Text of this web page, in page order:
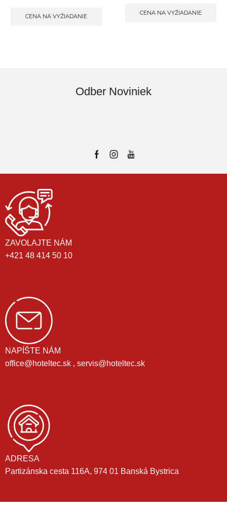
CENA NA VYŽIADANIE
CENA NA VYŽIADANIE
Odber Noviniek
ZAVOLAJTE NÁM
+421 48 414 50 10
NAPÍŠTE NÁM
office@hoteltec.sk , servis@hoteltec.sk
ADRESA
Partizánska cesta 116A, 974 01 Banská Bystrica